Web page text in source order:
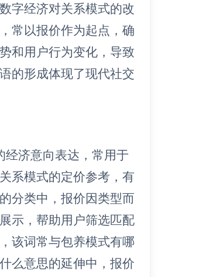
字经济对关系模式的改
常以报价作为起点，确
和用户行为变化，导致
的形成体现了现代社交
经济意向表达，常用于
系模式的定价参考，有
的分类中，报价因类型而
示，帮助用户筛选匹配
该词常与包养模式有哪
么意思的延伸中，报价